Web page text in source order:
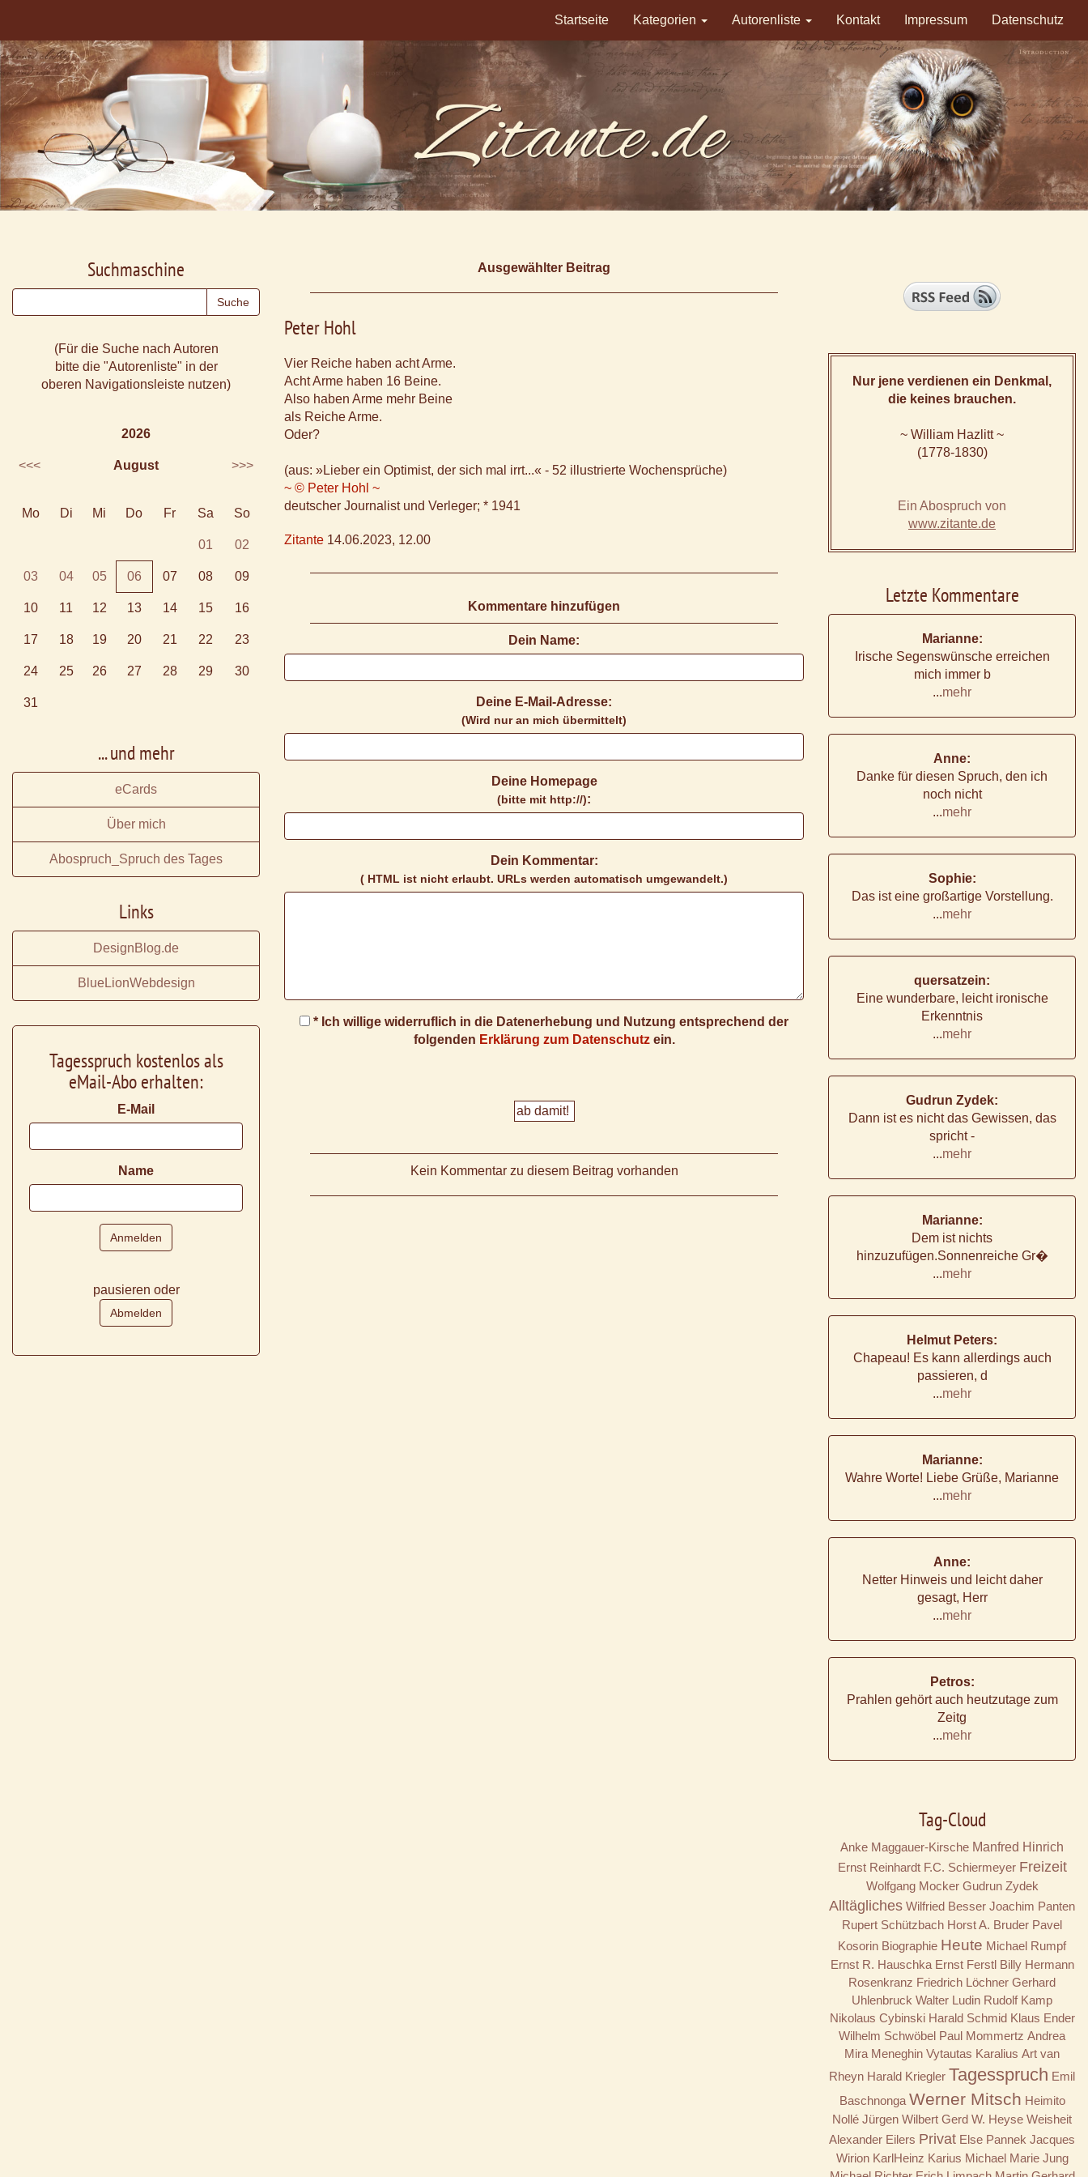
Startseite Kategorien Autorenliste Kontakt Impressum Datenschutz
Ausgewählter Beitrag
Peter Hohl
Vier Reiche haben acht Arme.
Acht Arme haben 16 Beine.
Also haben Arme mehr Beine
als Reiche Arme.
Oder?
(aus: »Lieber ein Optimist, der sich mal irrt...« - 52 illustrierte Wochensprüche)
~ © Peter Hohl ~
deutscher Journalist und Verleger; * 1941
Zitante 14.06.2023, 12.00
Kommentare hinzufügen
Dein Name:
Deine E-Mail-Adresse:
(Wird nur an mich übermittelt)
Deine Homepage
(bitte mit http://):
Dein Kommentar:
( HTML ist nicht erlaubt. URLs werden automatisch umgewandelt.)
* Ich willige widerruflich in die Datenerhebung und Nutzung entsprechend der
folgenden Erklärung zum Datenschutzein.
Kein Kommentar zu diesem Beitrag vorhanden
Suchmaschine
(Für die Suche nach Autoren
bitte die "Autorenliste" in der
oberen Navigationsleiste nutzen)
2026
<<< August >>>
Mo Di Mi Do Fr Sa So
01 02
03 04 05 06 07 08 09
10 11 12 13 14 15 16
17 18 19 20 21 22 23
24 25 26 27 28 29 30
31
... und mehr
eCards
Über mich
Abospruch_Spruch des Tages
Links
DesignBlog.de
BlueLionWebdesign
Tagesspruch kostenlos als
eMail-Abo erhalten:
E-Mail
Name
pausieren oder
Nur jene verdienen ein Denkmal,
die keines brauchen.
~ William Hazlitt ~
(1778-1830)
Ein Abospruch von
www.zitante.de
Letzte Kommentare
Marianne:
Irische Segenswünsche erreichen
mich immer b
...mehr
Anne:
Danke für diesen Spruch, den ich
noch nicht
...mehr
Sophie:
Das ist eine großartige Vorstellung.
...mehr
quersatzein:
Eine wunderbare, leicht ironische
Erkenntnis
...mehr
Gudrun Zydek:
Dann ist es nicht das Gewissen, das
spricht -
...mehr
Marianne:
Dem ist nichts
hinzuzufügen.Sonnenreiche Gr�
...mehr
Helmut Peters:
Chapeau! Es kann allerdings auch
passieren, d
...mehr
Marianne:
Wahre Worte! Liebe Grüße, Marianne
...mehr
Anne:
Netter Hinweis und leicht daher
gesagt, Herr
...mehr
Petros:
Prahlen gehört auch heutzutage zum
Zeitg
...mehr
Tag-Cloud
Anke Maggauer-Kirsche Manfred Hinrich
Ernst Reinhardt F.C. Schiermeyer Freizeit
Wolfgang Mocker Gudrun Zydek
Alltägliches Wilfried Besser Joachim Panten
Rupert Schützbach Horst A. Bruder Pavel
Kosorin Biographie Heute Michael Rumpf
Ernst R. Hauschka Ernst Ferstl Billy Hermann
Rosenkranz Friedrich Löchner Gerhard
Uhlenbruck Walter Ludin Rudolf Kamp
Nikolaus Cybinski Harald Schmid Klaus Ender
Wilhelm Schwöbel Paul Mommertz Andrea
Mira Meneghin Vytautas Karalius Art van
Rheyn Harald Kriegler Tagesspruch Emil
Baschnonga Werner Mitsch Heimito
Nollé Jürgen Wilbert Gerd W. Heyse Weisheit
Alexander Eilers Privat Else Pannek Jacques
Wirion KarlHeinz Karius Michael Marie Jung